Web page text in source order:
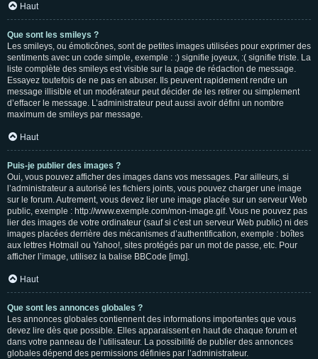
Haut
Que sont les smileys ?
Les smileys, ou émoticônes, sont de petites images utilisées pour exprimer des
sentiments avec un code simple, exemple : :) signifie joyeux, :( signifie triste. La
liste complète des smileys est visible sur la page de rédaction de message.
Essayez toutefois de ne pas en abuser. Ils peuvent rapidement rendre un
message illisible et un modérateur peut décider de les retirer ou simplement
d’effacer le message. L’administrateur peut aussi avoir défini un nombre
maximum de smileys par message.
Haut
Puis-je publier des images ?
Oui, vous pouvez afficher des images dans vos messages. Par ailleurs, si
l’administrateur a autorisé les fichiers joints, vous pouvez charger une image
sur le forum. Autrement, vous devez lier une image placée sur un serveur Web
public, exemple : http://www.exemple.com/mon-image.gif. Vous ne pouvez pas
lier des images de votre ordinateur (sauf si c’est un serveur Web public) ni des
images placées derrière des mécanismes d’authentification, exemple : boîtes
aux lettres Hotmail ou Yahoo!, sites protégés par un mot de passe, etc. Pour
afficher l’image, utilisez la balise BBCode [img].
Haut
Que sont les annonces globales ?
Les annonces globales contiennent des informations importantes que vous
devez lire dès que possible. Elles apparaissent en haut de chaque forum et
dans votre panneau de l’utilisateur. La possibilité de publier des annonces
globales dépend des permissions définies par l’administrateur.